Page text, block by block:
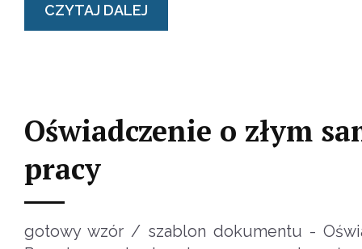
CZYTAJ DALEJ
Oświadczenie o złym
pracy
gotowy wzór / szablon dokumentu -